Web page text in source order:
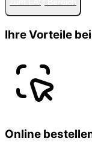
Ihre Vorteile
Online